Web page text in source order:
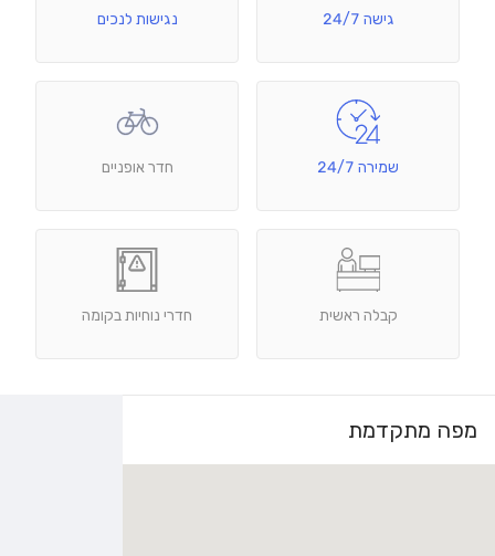
גישה 24/7 נגישות לנכים
שמירה 24/7 חדר אופניים
קבלה ראשית חדרי נוחיות בקומה
מפה מתקדמת